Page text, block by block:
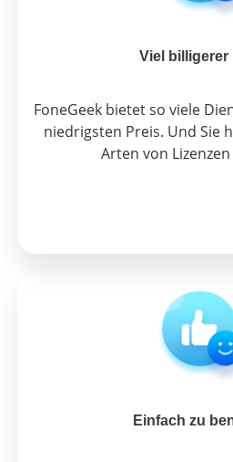
Viel billigerer
FoneGeek bietet so viele
niedrigsten Preis. Und Sie
Arten von
Einfach zu